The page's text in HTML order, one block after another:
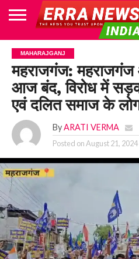
HOME
POLITICS
NEWS
BUSINESS
CULTURE
NATIONAL
SPORTS
LIFESTYLE
TRAVEL
OPINION
BREAKING
NEWS
ENTERTAINMENT
WORLD
CRIME
JOIN
US
MAHARAJGANJ
महराजगंज:
आज बंद, विरोध में
एवं दलित समाज के
By ARATI VERMA
Posted onAugust 21, 2024